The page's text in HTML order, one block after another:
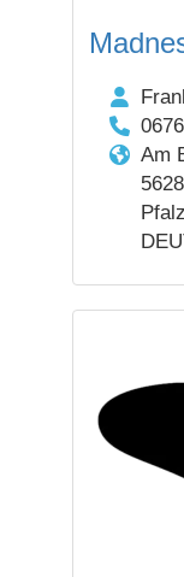
Am
Pfalz